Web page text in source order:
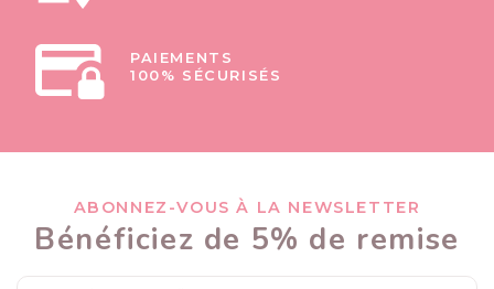
PAIEMENTS
100% SÉCURISÉS
ABONNEZ-VOUS À LA NEWSLETTER
Bénéficiez de 5% de remise